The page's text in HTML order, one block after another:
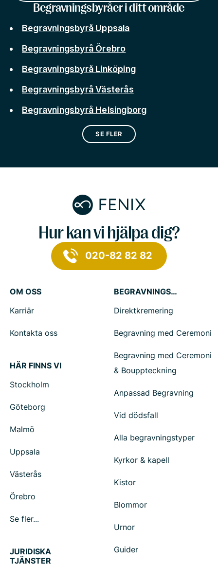
Begravningsbyråer i ditt område
Begravningsbyrå Uppsala
Begravningsbyrå Örebro
Begravningsbyrå Linköping
Begravningsbyrå Västerås
Begravningsbyrå Helsingborg
SE FLER
Hur kan vi hjälpa dig?
020-82 82 82
OM OSS
Karriär
Kontakta oss
HÄR FINNS VI
Stockholm
Göteborg
Malmö
Uppsala
Västerås
Örebro
Se fler...
BEGRAVNINGSTJÄNSTER
Direktkremering
Begravning med Ceremoni
Begravning med Ceremoni
& Bouppteckning
Anpassad Begravning
Vid dödsfall
Alla begravningstyper
Kyrkor & kapell
Kistor
Blommor
Urnor
Guider
JURIDISKA
TJÄNSTER